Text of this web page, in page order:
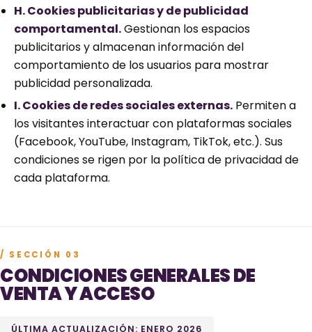
H. Cookies publicitarias y de publicidad
comportamental.Gestionan los espacios
publicitarios y almacenan información del
comportamiento de los usuarios para mostrar
publicidad personalizada.
I. Cookies de redes sociales externas. Permiten a
los visitantes interactuar con plataformas sociales
(Facebook, YouTube, Instagram, TikTok, etc.). Sus
condiciones se rigen por la política de privacidad de
cada plataforma.
/ SECCIÓN 03
CONDICIONES GENERALES DE
VENTA Y ACCESO
ÚLTIMA ACTUALIZACIÓN: ENERO 2026